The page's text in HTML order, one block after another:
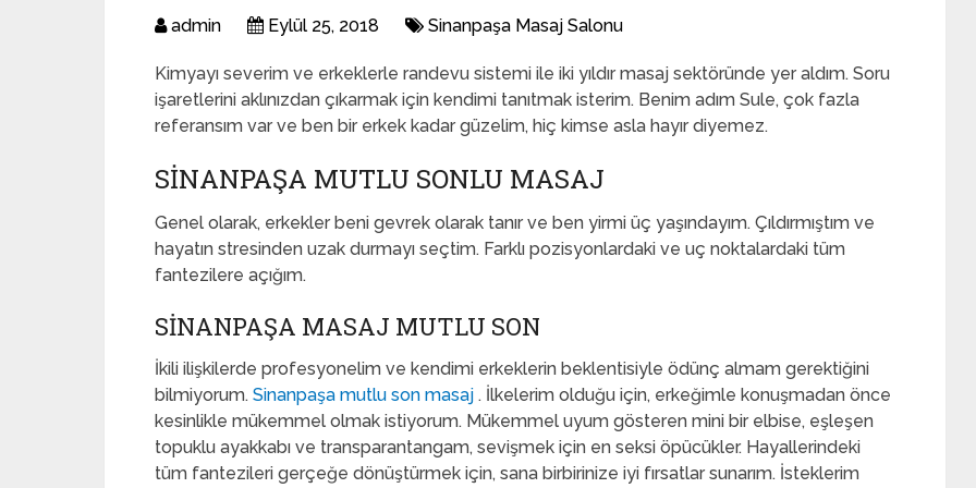
admin Eylül 25, 2018 Sinanpaşa Masaj Salonu
Kimyayı severim ve erkeklerle randevu sistemi ile iki yıldır masaj sektöründe yer aldım. Soru
işaretlerini aklınızdan çıkarmak için kendimi tanıtmak isterim. Benim adım Sule, çok fazla
referansım var ve ben bir erkek kadar güzelim, hiç kimse asla hayır diyemez.
SINANPAŞA MUTLU SONLU MASAJ
Genel olarak, erkekler beni gevrek olarak tanır ve ben yirmi üç yaşındayım. Çıldırmıştım ve
hayatın stresinden uzak durmayı seçtim. Farklı pozisyonlardaki ve uç noktalardaki tüm
fantezilere açığım.
SINANPAŞA MASAJ MUTLU SON
İkili ilişkilerde profesyonelim ve kendimi erkeklerin beklentisiyle ödünç almam gerektiğini
bilmiyorum. Sinanpaşa mutlu son masaj . İlkelerim olduğu için, erkeğimle konuşmadan önce
kesinlikle mükemmel olmak istiyorum. Mükemmel uyum gösteren mini bir elbise, eşleşen
topuklu ayakkabı ve transparantangam, sevişmek için en seksi öpücükler. Hayallerindeki
tüm fantezileri gerçeğe dönüştürmek için, sana birbirinize iyi fırsatlar sunarım. İsteklerim